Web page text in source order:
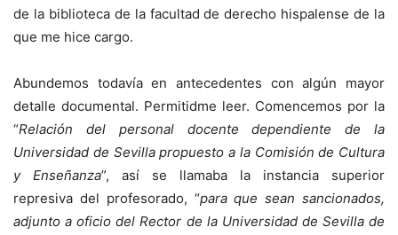
de la biblioteca de la facultad de derecho hispalense de la
que me hice cargo.
Abundemos todavía en antecedentes con algún mayor
detalle documental. Permitidme leer. Comencemos por la
“Relación del personal docente dependiente de la
Universidad de Sevilla propuesto a la Comisión de Cultura
y Enseñanza”, así se llamaba la instancia superior
represiva del profesorado, “para que sean sancionados,
adjunto a oficio del Rector de la Universidad de Sevilla de